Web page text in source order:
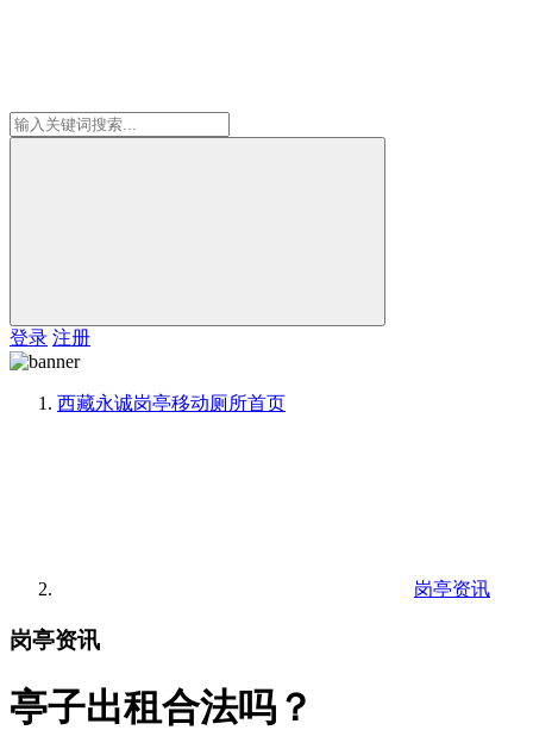
登录 注册
西藏永诚岗亭移动厕所首页
岗亭资讯
岗亭资讯
亭子出租合法吗？